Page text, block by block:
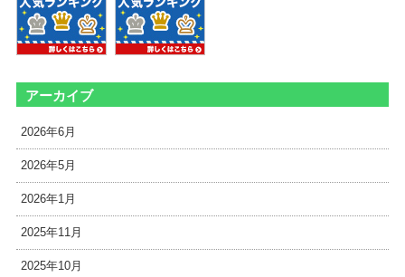
アーカイブ
2026年6月
2026年5月
2026年1月
2025年11月
2025年10月